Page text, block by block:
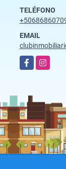
TELÉFONO
EMAIL
FacebookInstagram